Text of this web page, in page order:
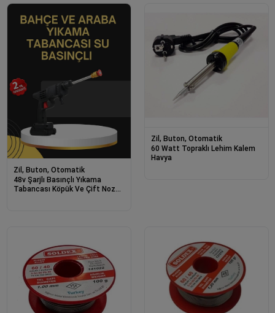
Zil, Buton, Otomatik
48v Şarjlı Basınçlı Yıkama
Tabancası Köpük Ve Çift Nozul
Zil, Buton, Otomatik
60 Watt Topraklı Lehim Kalem
Havya